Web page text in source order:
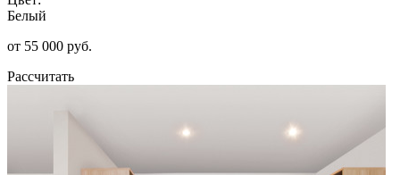
Белый
от 55 000 руб.
Рассчитать